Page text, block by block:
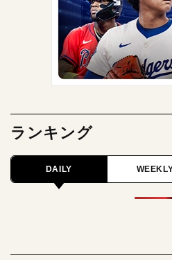
ランキング
DAILY